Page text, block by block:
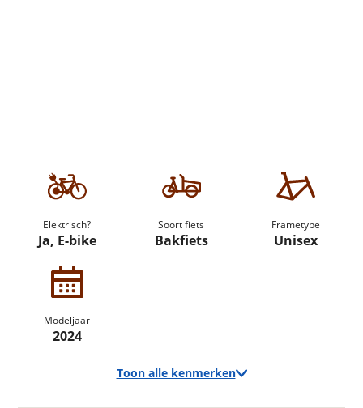
Elektrisch?
Ja, E-bike
Soort fiets
Bakfiets
Frametype
Unisex
Modeljaar
2024
Toon alle kenmerken